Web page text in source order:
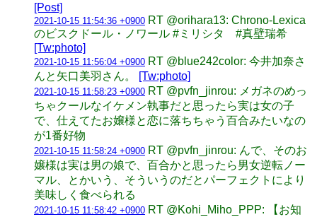
[Post]
2021-10-15 11:54:36 +0900 RT @orihara13: Chrono-Lexica
のビスクドール・ノワール #ミリシタ #真壁瑞希
[Tw:photo]
2021-10-15 11:56:04 +0900 RT @blue242color: 今井加奈さ
んと矢口美羽さん。
[Tw:photo]
2021-10-15 11:58:23 +0900 RT @pvfn_jinrou: メガネのめっ
ちゃクールなイケメン執事だと思ったら実は女の子
で、仕えてたお嬢様と恋に落ちちゃう百合みたいなの
が1番好物
2021-10-15 11:58:24 +0900 RT @pvfn_jinrou: んで、そのお
嬢様は実は男の娘で、百合かと思ったら男女逆転ノー
マル、とかいう、そういうのだとパーフェクトにより
美味しく食べられる
2021-10-15 11:58:42 +0900 RT @Kohi_Miho_PPP: 【お知